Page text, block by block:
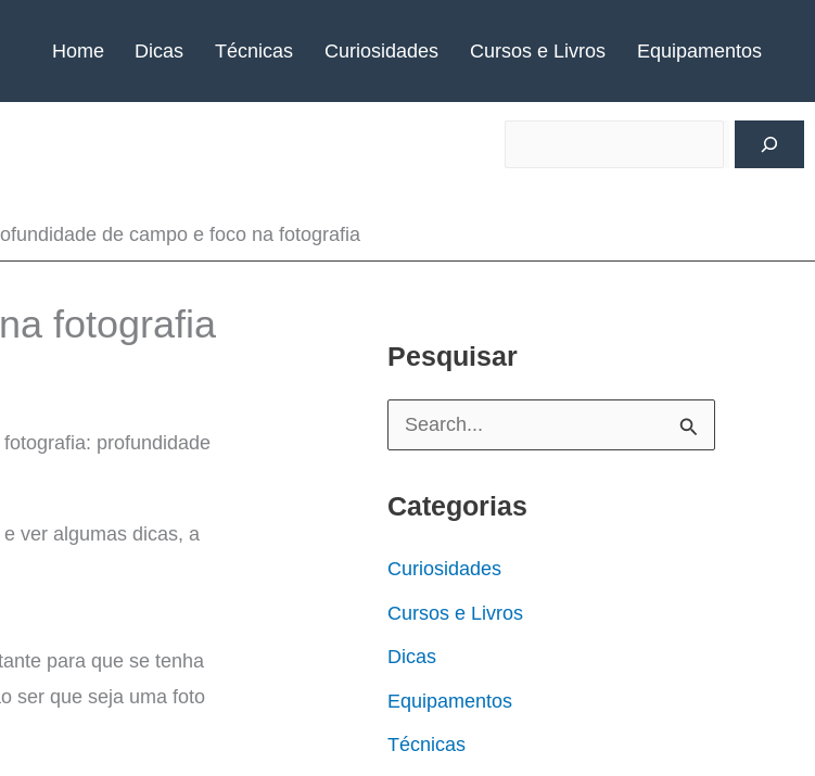
Home Dicas Técnicas Curiosidades Cursos e Livros Equipamentos
de campo e foco na fotografia
fotografia
profundidade
ver algumas dicas, a
para que se tenha
ser que seja uma foto
Pesquisar
s
s
a
r
Categorias
Curiosidades
Cursos e Livros
Dicas
Equipamentos
Técnicas